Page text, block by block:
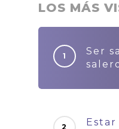
LOS MÁS
Ser
Estar